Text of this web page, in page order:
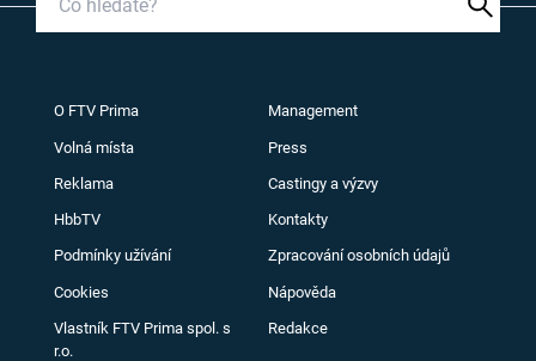
O FTV Prima Management
Volná místa Press
Reklama Castingy a výzvy
HbbTV Kontakty
Podmínky užívání Zpracování osobních údajů
Cookies Nápověda
Vlastník FTV Prima spol. s
r.o.
Redakce